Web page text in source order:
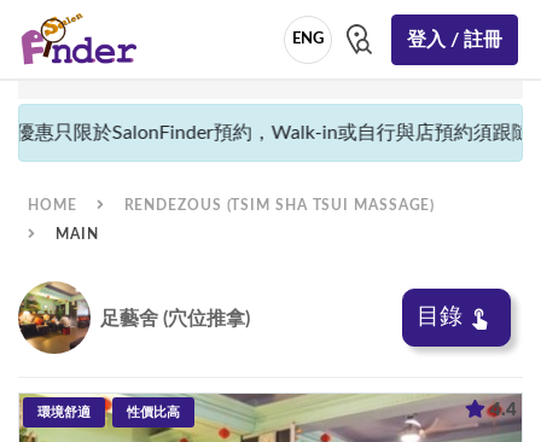
ENG 登入 / 註冊
惠只限於SalonFinder預約，Walk-in或自行與店預約須跟隨
HOME
RENDEZOUS (TSIM SHA TSUI MASSAGE)
MAIN
足藝舍 (穴位推拿) 目錄
4.4
環境舒適 性價比高